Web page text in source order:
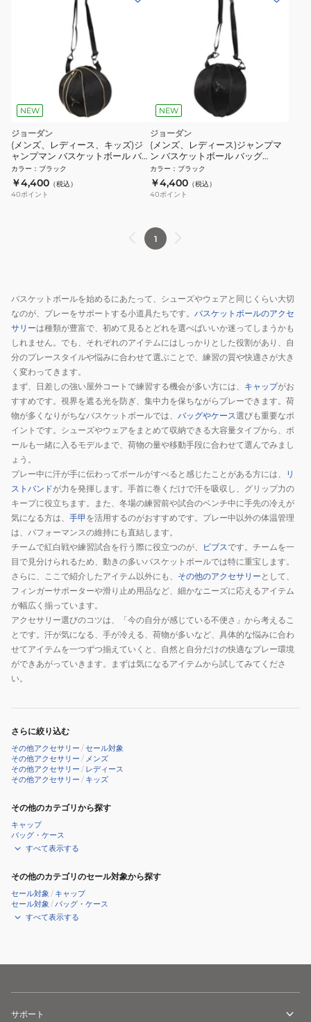
NEW
ジョーダン
(メンズ、レディース、キッズ)ジ
ャンプマン バスケットボール バ
ッグ MA9285-K5X
カラー ： ブラック
￥4,400 （税込）
40ポイント
NEW
ジョーダン
(メンズ、レディース)ジャンプマ
ン バスケットボール バッグ
MA9285-KK2
カラー ： ブラック
￥4,400 （税込）
40ポイント
1
バスケットボールを始めるにあたって、シューズやウェアと同じくらい大切
なのが、プレーをサポートする小道具たちです。 バスケットボールのアクセ
サリーは種類が豊富で、初めて見るとどれを選べばいいか迷ってしまうかも
しれません。でも、それぞれのアイテムにはしっかりとした役割があり、自
分のプレースタイルや悩みに合わせて選ぶことで、練習の質や快適さが大き
く変わってきます。
まず、日差しの強い屋外コートで練習する機会が多い方には、 キャップがお
すすめです。視界を遮る光を防ぎ、集中力を保ちながらプレーできます。荷
物が多くなりがちなバスケットボールでは、 バッグやケース選びも重要なポ
イントです。シューズやウェアをまとめて収納できる大容量タイプから、ボ
ールも一緒に入るモデルまで、荷物の量や移動手段に合わせて選んでみまし
ょう。
プレー中に汗が手に伝わってボールがすべると感じたことがある方には、
リ
ストバンドが力を発揮します。手首に巻くだけで汗を吸収し、グリップ力の
キープに役立ちます。また、冬場の練習前や試合のベンチ中に手先の冷えが
気になる方は、 手甲 を活用するのがおすすめです。プレー中以外の体温管理
は、パフォーマンスの維持にも直結します。
チームで紅白戦や練習試合を行う際に役立つのが、
ビブスです。チームを一
目で見分けられるため、動きの多いバスケットボールでは特に重宝します。
さらに、ここで紹介したアイテム以外にも、 その他のアクセサリー として、
フィンガーサポーターや滑り止め用品など、細かなニーズに応えるアイテム
が幅広く揃っています。
アクセサリー選びのコツは、「今の自分が感じている不便さ」から考えるこ
とです。汗が気になる、手が冷える、荷物が多いなど、具体的な悩みに合わ
せてアイテムを一つずつ揃えていくと、自然と自分だけの快適なプレー環境
ができあがっていきます。まずは気になるアイテムから試してみてくださ
い。
さらに絞り込む
その他アクセサリー /セール対象
その他アクセサリー / メンズ
その他アクセサリー / レディース
その他アクセサリー / キッズ
その他のカテゴリから探す
キャップ
バッグ・ケース
すべて表示する
その他のカテゴリのセール対象から探す
セール対象 / キャップ
セール対象 /バッグ・ケース
すべて表示する
サポート